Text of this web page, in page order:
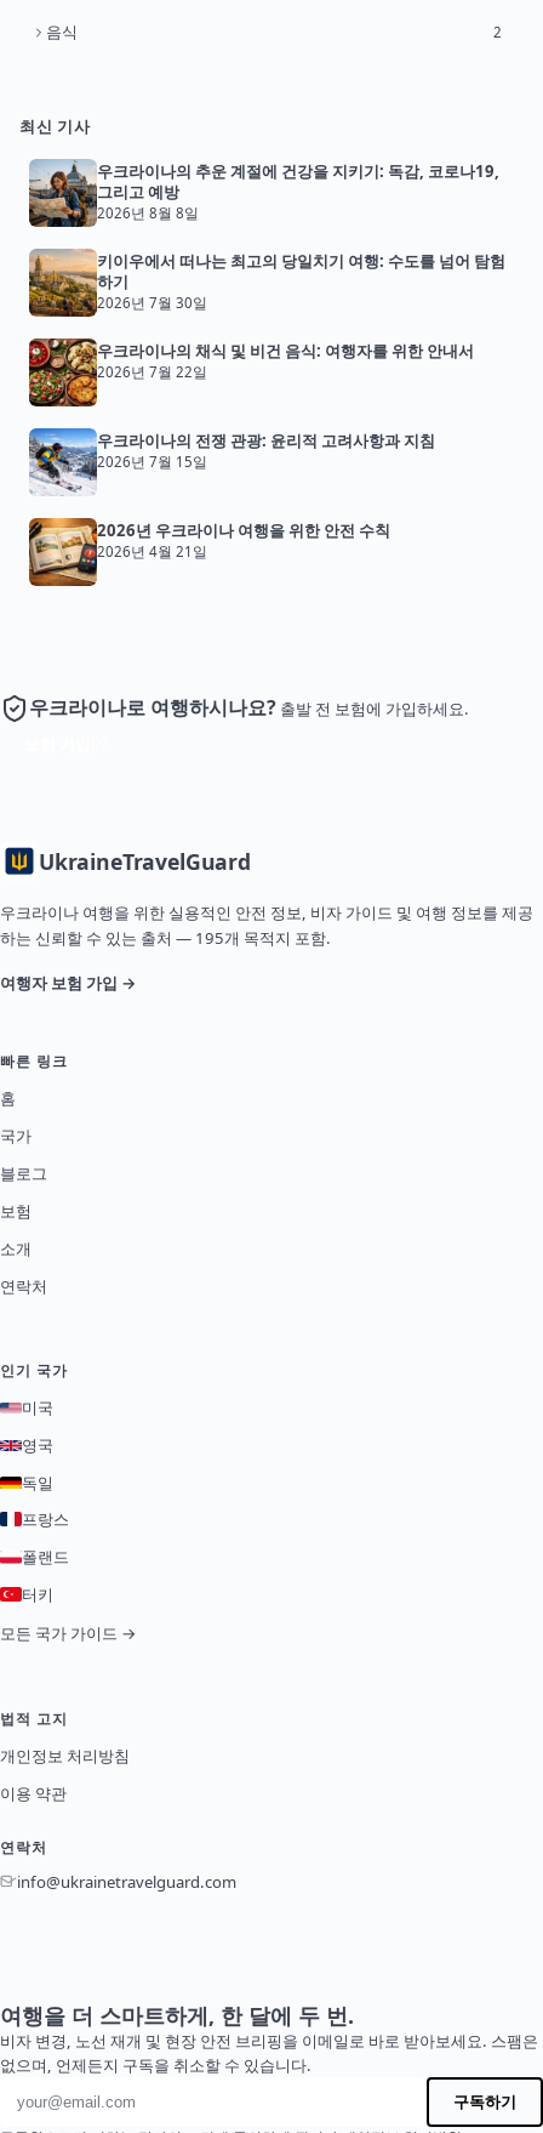
음식 2
최신 기사
우크라이나의 추운 계절에 건강을 지키기: 독감, 코로나19,
그리고 예방
2026년 8월 8일
키이우에서 떠나는 최고의 당일치기 여행: 수도를 넘어 탐험
하기
2026년 7월 30일
우크라이나의 채식 및 비건 음식: 여행자를 위한 안내서
2026년 7월 22일
우크라이나의 전쟁 관광: 윤리적 고려사항과 지침
2026년 7월 15일
2026년 우크라이나 여행을 위한 안전 수칙
2026년 4월 21일
우크라이나로 여행하시나요? 출발 전 보험에 가입하세요.
UkraineTravelGuard
우크라이나 여행을 위한 실용적인 안전 정보, 비자 가이드 및 여행 정보를 제공
하는 신뢰할 수 있는 출처 — 195개 목적지 포함.
여행자 보험 가입 →
빠른 링크
홈
국가
블로그
보험
소개
연락처
인기 국가
미국
영국
독일
프랑스
폴랜드
터키
모든 국가 가이드 →
법적 고지
개인정보 처리방침
이용 약관
연락처
info@ukrainetravelguard.com
여행을 더 스마트하게, 한 달에 두 번.
비자 변경, 노선 재개 및 현장 안전 브리핑을 이메일로 바로 받아보세요. 스팸은
없으며, 언제든지 구독을 취소할 수 있습니다.
이메일 주소
구독하기